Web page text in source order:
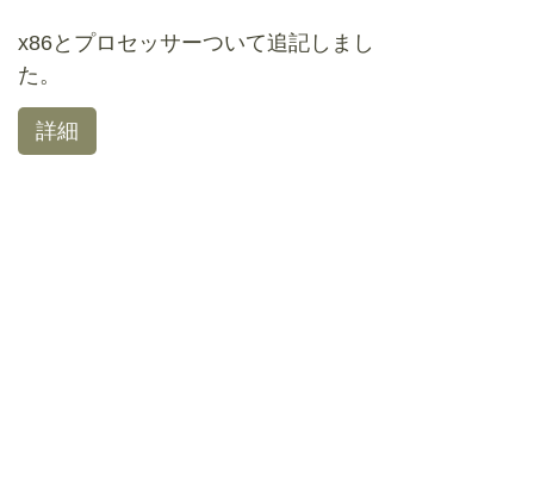
x86とプロセッサーついて追記しまし
た。
詳細